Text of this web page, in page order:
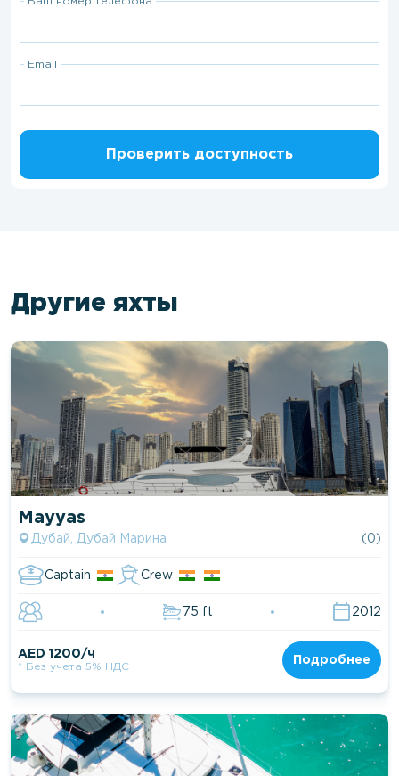
Email
Проверить доступность
Другие яхты
Mayyas
Дубай, Дубай Марина (0)
Captain Crew
75 ft 2012
AED 1200/ч
* Без учета 5% НДС
Подробнее